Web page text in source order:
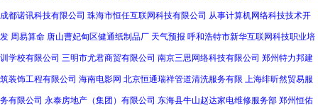
成都诺讯科技有限公司 珠海市恒任互联网科技有限公司 从事计算机网络科技技术开
发 周易算命 唐山曹妃甸区健通纸制品厂 天气预报 呼和浩特市新华互联网科技职业培
训学校有限公司 三明市尤君商贸有限公司 南京三思网络科技有限公司 郑州特力邦建
筑装饰工程有限公司 海南电影网 北京恒通瑞祥管道清洗服务有限 上海绯昕然贸易服
务有限公司 永泰房地产（集团）有限公司 东海县牛山赵达家电维修服务部 郑州恒佑